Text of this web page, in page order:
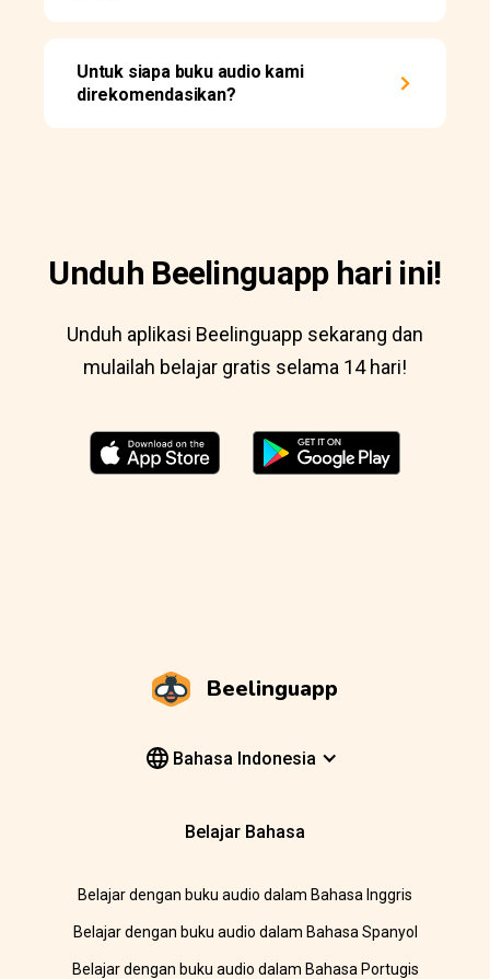
Untuk siapa buku audio kami
direkomendasikan?
Unduh Beelinguapp hari ini!
Unduh aplikasi Beelinguapp sekarang dan
mulailah belajar gratis selama 14 hari!
Beelinguapp
Bahasa Indonesia
Belajar Bahasa
Belajar dengan buku audio dalam Bahasa Inggris
Belajar dengan buku audio dalam Bahasa Spanyol
Belajar dengan buku audio dalam Bahasa Portugis